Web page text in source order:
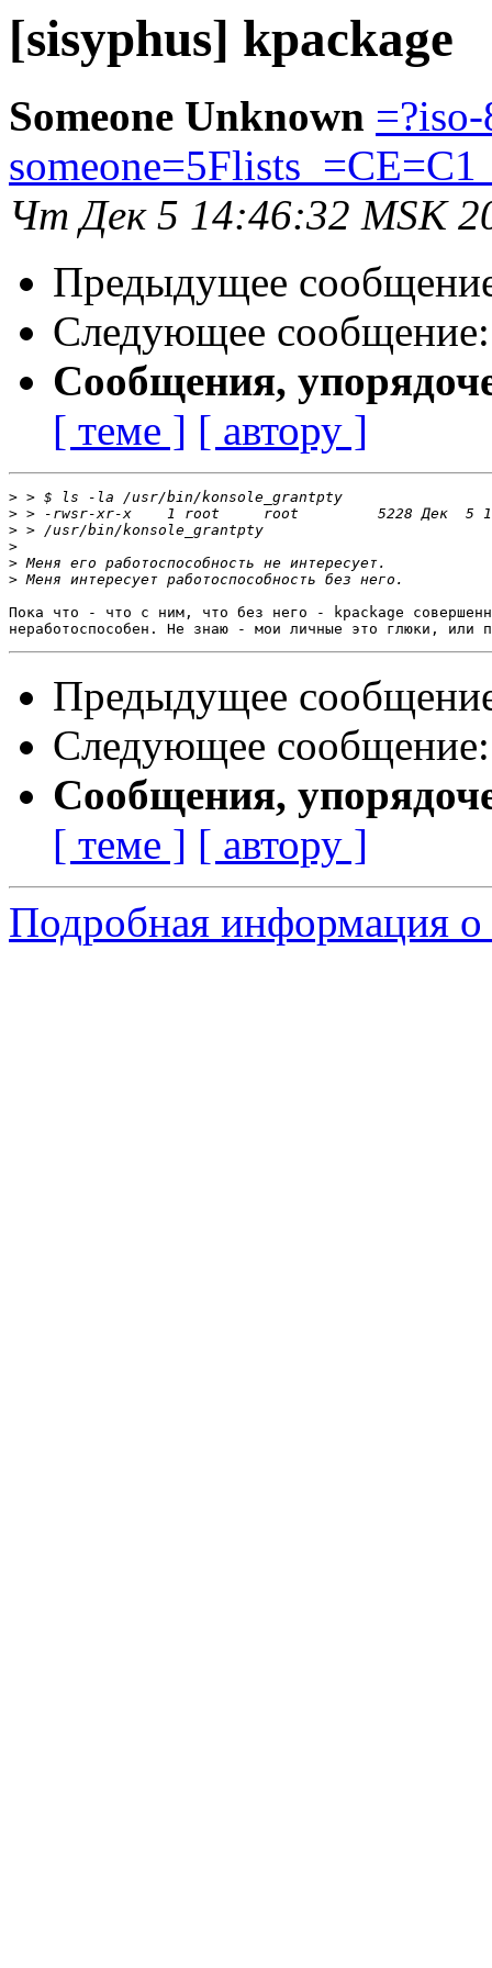
[sisyphus] kpackage
Someone Unknown
Чт Дек 5 14:46:32 MSK
Предыдущее
Следующее
Сообщения,
[ теме ] [ автору ]
>
>
>
>
>
>
Пока что - что с ним, что без него - kpackage
Предыдущее
Следующее
Сообщения,
[ теме ] [ автору ]
Подробная информация о